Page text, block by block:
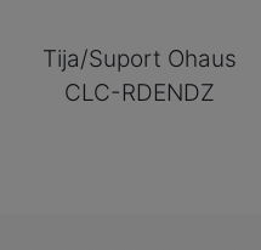
Tija/Suport Ohaus
CLC-RDENDZ